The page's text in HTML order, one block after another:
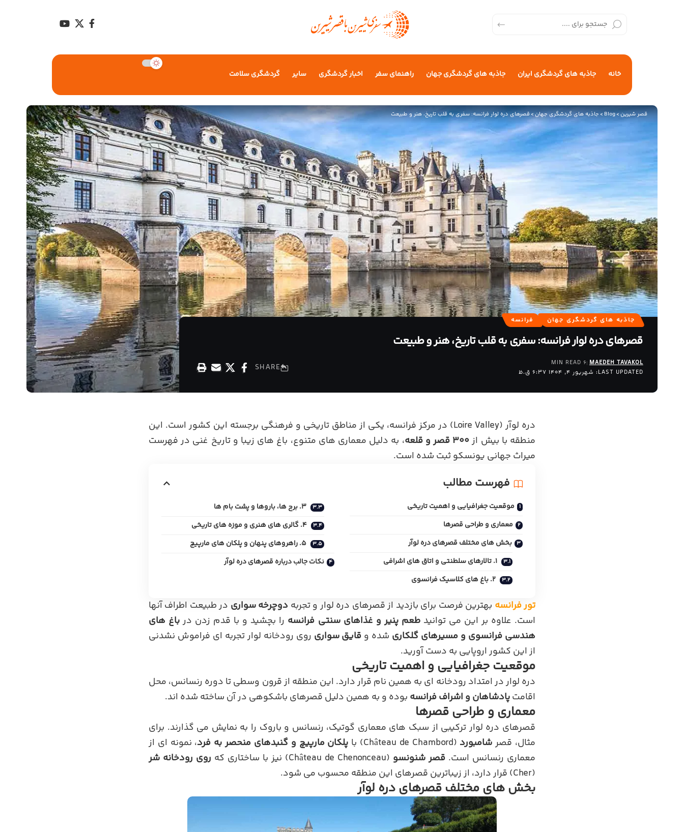
خانه جاذبه های گردشگری ایران جاذبه های گردشگری جهان راهنمای سفر اخبار گردشگری سایر گردشگری سلامت
قصر شیرین>
Blog
>جاذبه های گردشگری جهان>قصرهای دره لوار فرانسه: سفری به قلب تاریخ، هنر و طبیعت
جاذبه های گردشگری جهان فرانسه
قصرهای دره لوار فرانسه: سفری به قلب تاریخ، هنر و طبیعت
LAST UPDATED: شهریور 4, 1404 6:37 ق.ظ
MAEDEH TAVAKOL
6 MIN READ
SHARE
دره لوآر (Loire Valley) در مرکز فرانسه، یکی از مناطق تاریخی و فرهنگی برجسته این کشور است. این
منطقه با بیش از۳۰۰ قصر و قلعه
، به دلیل معماری های متنوع، باغ های زیبا و تاریخ غنی در فهرست
میراث جهانی یونسکو ثبت شده است.
فهرست مطالب
موقعیت جغرافیایی و اهمیت تاریخی
معماری و طراحی قصرها
بخش های مختلف قصرهای دره لوآر
نکات جالب درباره قصرهای دره لوآر
تور فرانسه بهترین فرصت برای بازدید از قصرهای دره لوار و تجربه دوچرخه سواری در طبیعت اطراف آنها
است. علاوه بر این می توانیدطعم پنیر و غذاهای سنتی فرانسه را بچشید و با قدم زدن در باغ های
هندسی فرانسوی و مسیرهای گلکاری شده و قایق سواری روی رودخانه لوار تجربه ای فراموش نشدنی
از این کشور اروپایی به دست آورید.
موقعیت جغرافیایی و اهمیت تاریخی
دره لوار در امتداد رودخانه ای به همین نام قرار دارد. این منطقه از قرون وسطی تا دوره رنسانس، محل
اقامتپادشاهان و اشراف فرانسه بوده و به همین دلیل قصرهای باشکوهی در آن ساخته شده اند.
معماری و طراحی قصرها
قصرهای دره لوار ترکیبی از سبک های معماری گوتیک، رنسانس و باروک را به نمایش می گذارند. برای
مثال، قصرشامبورد (Château de Chambord) با پلکان مارپیچ و گنبدهای منحصر به فرد، نمونه ای از
معماری رنسانس است. قصر شنونسو (Château de Chenonceau) نیز با ساختاری که
روی رودخانه شر
(Cher) قرار دارد، از زیباترین قصرهای این منطقه محسوب می شود.
بخش های مختلف قصرهای دره لوآر